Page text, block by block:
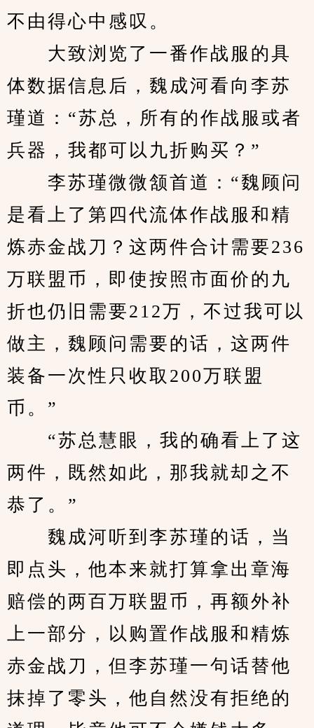
不由得心中感叹。
大致浏览了一番作战服的具
体数据信息后，魏成河看向李苏
瑾道：“苏总，所有的作战服或者
兵器，我都可以九折购买？”
李苏瑾微微颔首道：“魏顾问
是看上了第四代流体作战服和精
炼赤金战刀？这两件合计需要236
万联盟币，即使按照市面价的九
折也仍旧需要212万，不过我可以
做主，魏顾问需要的话，这两件
装备一次性只收取200万联盟
币。”
“苏总慧眼，我的确看上了这
两件，既然如此，那我就却之不
恭了。”
魏成河听到李苏瑾的话，当
即点头，他本来就打算拿出章海
赔偿的两百万联盟币，再额外补
上一部分，以购置作战服和精炼
赤金战刀，但李苏瑾一句话替他
抹掉了零头，他自然没有拒绝的